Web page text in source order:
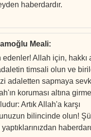
haberdardır.
Meali:
edenler! Allah için, hakkı
timsali olun ve
adaletten sapmaya
koruması altına
Artık Allah'a karşı
bilincinde olun!